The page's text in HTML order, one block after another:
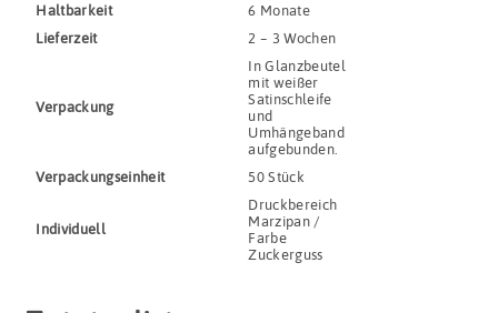
Haltbar­keit
6 Monate
Lieferzeit
2 – 3 Wochen
Verpackung
In Glanzbeutel
mit weißer
Satinschleife
und
Umhängeband
aufgebunden.
Verpackungs­einheit
50 Stück
Indivi­duell
Druckbereich
Marzipan /
Farbe
Zuckerguss